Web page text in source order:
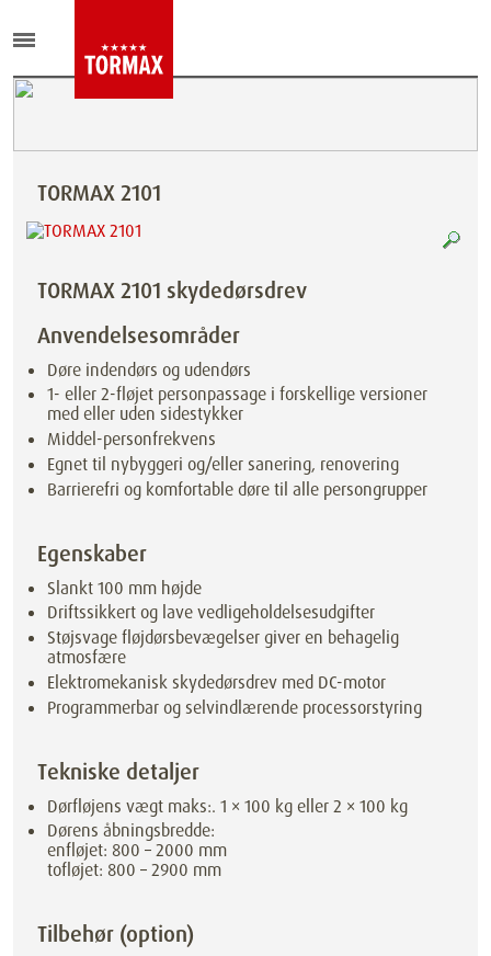
TORMAX 2101
TORMAX 2101 skydedørsdrev
Anvendelsesområder
Døre indendørs og udendørs
1- eller 2-fløjet personpassage i forskellige versioner
med eller uden sidestykker
Middel-personfrekvens
Egnet til nybyggeri og/eller sanering, renovering
Barrierefri og komfortable døre til alle persongrupper
Egenskaber
Slankt 100 mm højde
Driftssikkert og lave vedligeholdelsesudgifter
Støjsvage fløjdørsbevægelser giver en behagelig
atmosfære
Elektromekanisk skydedørsdrev med DC-motor
Programmerbar og selvindlærende processorstyring
Tekniske detaljer
Dørfløjens vægt maks:. 1 × 100 kg eller 2 × 100 kg
Dørens åbningsbredde:
enfløjet: 800 – 2000 mm
tofløjet: 800 – 2900 mm
Tilbehør (option)